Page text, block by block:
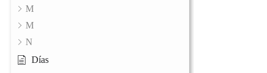
M
M
N
Días